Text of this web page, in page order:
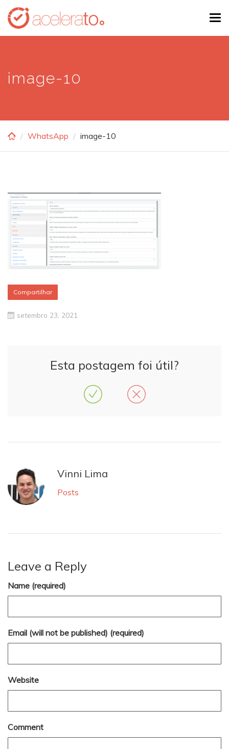
Skip
main
image-10
WhatsApp image-10
Compartilhar
setembro 23, 2021
Esta postagem foi útil?
Vinni Lima
Posts
Leave a Reply
Name (required)
Email (will not be published) (required)
Website
Comment